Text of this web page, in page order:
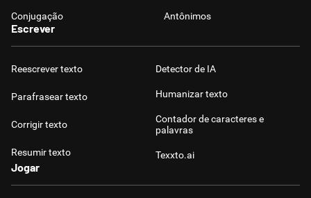
Conjugação Antônimos
Escrever
Reescrever texto
Parafrasear texto
Corrigir texto
Resumir texto
Detector de IA
Humanizar texto
Contador de caracteres e
palavras
Texxto.ai
Jogar